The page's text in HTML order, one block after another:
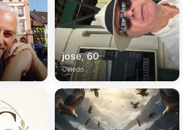
jose, 60
Oviedo